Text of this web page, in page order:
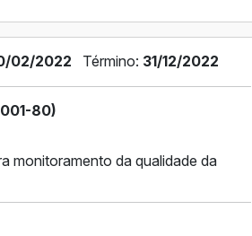
02/2022 Término: 31/12/2022
80)
monitoramento da qualidade da